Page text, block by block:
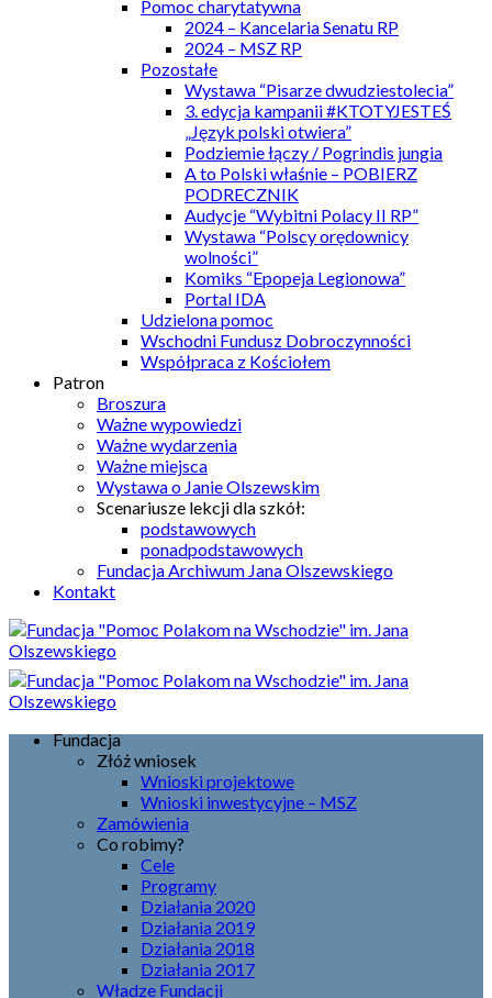
Pomoc charytatywna
2024 – Kancelaria Senatu RP
2024 – MSZ RP
Pozostałe
Wystawa “Pisarze dwudziestolecia”
3. edycja kampanii #KTOTYJESTEŚ
„Język polski otwiera”
Podziemie łączy / Pogrindis jungia
A to Polski właśnie – POBIERZ
PODRECZNIK
Audycje “Wybitni Polacy II RP”
Wystawa “Polscy orędownicy
wolności”
Komiks “Epopeja Legionowa”
Portal IDA
Udzielona pomoc
Wschodni Fundusz Dobroczynności
Współpraca z Kościołem
Patron
Broszura
Ważne wypowiedzi
Ważne wydarzenia
Ważne miejsca
Wystawa o Janie Olszewskim
Scenariusze lekcji dla szkół:
podstawowych
ponadpodstawowych
Fundacja Archiwum Jana Olszewskiego
Kontakt
Fundacja
Złóż wniosek
Wnioski projektowe
Wnioski inwestycyjne – MSZ
Zamówienia
Co robimy?
Cele
Programy
Działania 2020
Działania 2019
Działania 2018
Działania 2017
Władze Fundacji